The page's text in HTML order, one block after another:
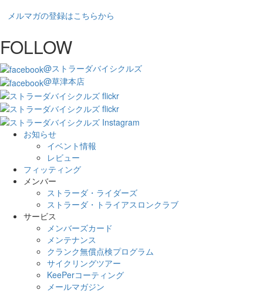
メルマガの登録はこちらから
FOLLOW
@ストラーダバイシクルズ
@草津本店
お知らせ
イベント情報
レビュー
フィッティング
メンバー
ストラーダ・ライダーズ
ストラーダ・トライアスロンクラブ
サービス
メンバーズカード
メンテナンス
クランク無償点検プログラム
サイクリングツアー
KeePerコーティング
メールマガジン